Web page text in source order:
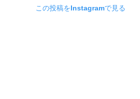
この投稿をInstagramで見る